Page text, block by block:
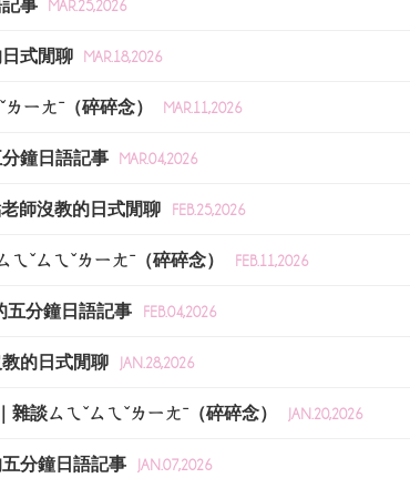
事 MAR.25,2026
式閒聊 MAR.18,2026
ㄧㄤˉ（碎碎念） MAR.11,2026
鐘日語記事 MAR.04,2026
師沒教的日式閒聊 FEB.25,2026
ˇㄙㄟˇㄌㄧㄤˉ（碎碎念） FEB.11,2026
五分鐘日語記事 FEB.04,2026
的日式閒聊 JAN.28,2026
談ㄙㄟˇㄙㄟˇㄌㄧㄤˉ（碎碎念） JAN.20,2026
分鐘日語記事 JAN.07,2026